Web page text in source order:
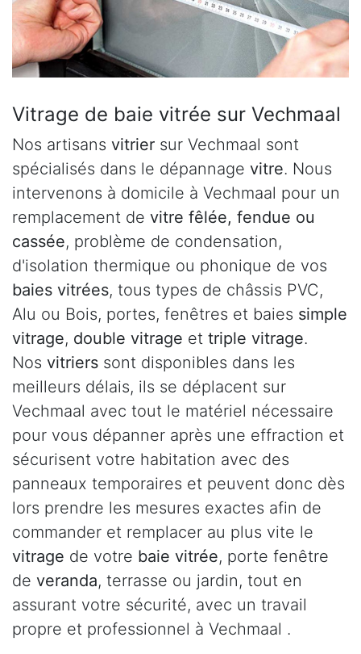
Vitrage de baie vitrée sur Vechmaal
Nos artisans vitrier sur Vechmaal sont
spécialisés dans le dépannage vitre. Nous
intervenons à domicile à Vechmaal pour un
remplacement de vitre fêlée, fendue ou
cassée, problème de condensation,
d'isolation thermique ou phonique de vos
baies vitrées, tous types de châssis PVC,
Alu ou Bois, portes, fenêtres et baies simple
vitrage, double vitrage et triple vitrage.
Nos vitriers sont disponibles dans les
meilleurs délais, ils se déplacent sur
Vechmaal avec tout le matériel nécessaire
pour vous dépanner après une effraction et
sécurisent votre habitation avec des
panneaux temporaires et peuvent donc dès
lors prendre les mesures exactes afin de
commander et remplacer au plus vite le
vitrage de votre baie vitrée, porte fenêtre
de veranda, terrasse ou jardin, tout en
assurant votre sécurité, avec un travail
propre et professionnel à Vechmaal .